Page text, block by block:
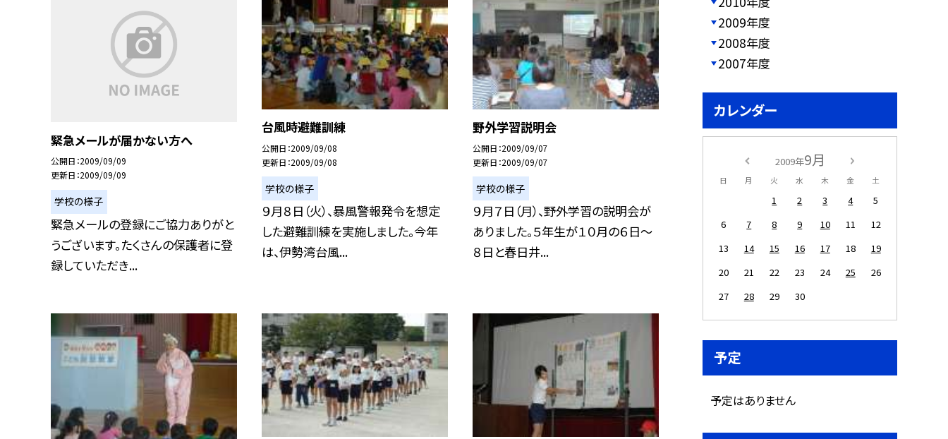
緊急メールが届かない方へ
公開日 2009/09/09
更新日 2009/09/09
学校の様子
緊急メールの登録にご協力ありがと
うございます。たくさんの保護者に登
録していただき...
台風時避難訓練
公開日 2009/09/08
更新日 2009/09/08
学校の様子
９月８日（火）、暴風警報発令を想定
した避難訓練を実施しました。今年
は、伊勢湾台風...
野外学習説明会
公開日 2009/09/07
更新日 2009/09/07
学校の様子
９月７日（月）、野外学習の説明会が
ありました。５年生が１０月の６日〜
８日と春日井...
2009年度
2008年度
2007年度
カレンダー
2009年9月
日 月 火 水 木 金 土
1 2 3 4
5
6
7 8 9 10 11
12
13
14 15 16 17 18
19
20
21 22 23 24 25
26
27
28 29 30
予定
予定はありません